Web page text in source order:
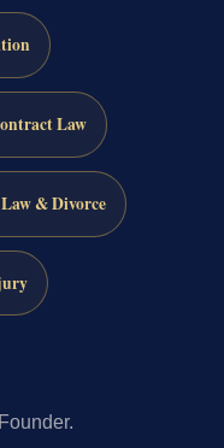
Law
& Divorce